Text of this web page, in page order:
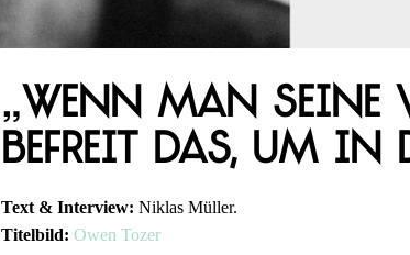
„Wenn man
befreit das, um in
Text & Interview: Niklas Müller.
Titelbild: Owen Tozer